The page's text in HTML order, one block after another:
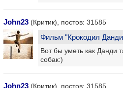
John23 (Критик), постов: 31585
Фильм "Крокодил
Вот бы уметь как Данди
собак:)
John23 (Критик), постов: 31585